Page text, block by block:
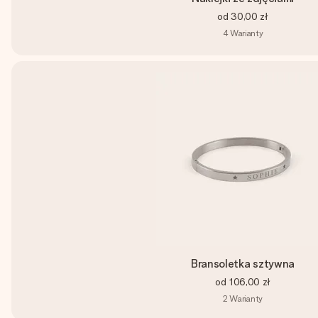
od 30,00 zł
4Warianty
Bransoletka sztywna
od 106,00 zł
2 Warianty